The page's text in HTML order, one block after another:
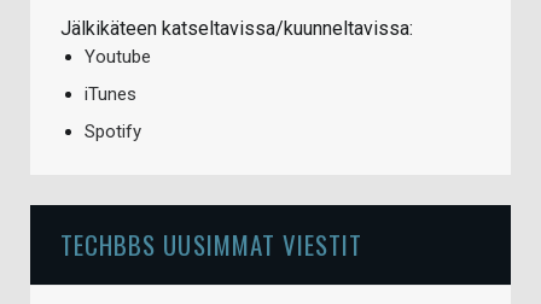
Jälkikäteen katseltavissa/kuunneltavissa:
Youtube
iTunes
Spotify
TECHBBS UUSIMMAT VIESTIT